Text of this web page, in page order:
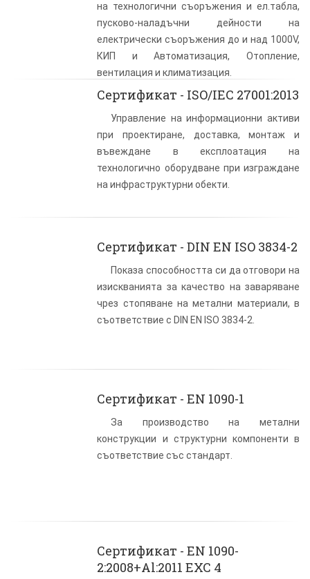
на технологични съоръжения и ел.табла,
пусково-наладъчни дейности на
електрически съоръжения до и над 1000V,
КИП и Автоматизация, Отопление,
вентилация и климатизация.
Сертификат - ISO/IEC 27001:2013
Управление на информационни активи
при проектиране, доставка, монтаж и
въвеждане в експлоатация на
технологично оборудване при изграждане
на инфраструктурни обекти.
Сертификат - DIN EN ISO 3834-2
Показа способността си да отговори на
изискванията за качество на заваряване
чрез стопяване на метални материали, в
съответствие с DIN EN ISO 3834-2.
Сертификат - EN 1090-1
За производство на метални
конструкции и структурни компоненти в
съответствие със стандарт.
Сертификат - EN 1090-
2:2008+Al:2011 EXC 4